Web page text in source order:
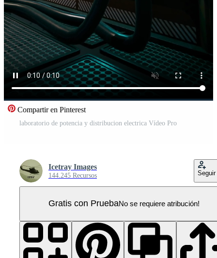
Compartir en Pinterest
laboratorio de potencia y distribucion electrica Vídeo Pro
Icetray Images
144.245 Recursos Seguir
Gratis con PruebaNo se requiere atribución!